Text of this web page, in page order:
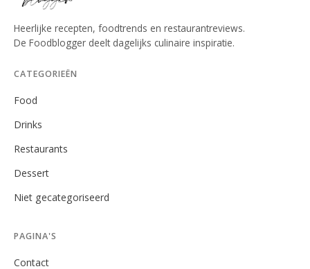
Heerlijke recepten, foodtrends en restaurantreviews.
De Foodblogger deelt dagelijks culinaire inspiratie.
CATEGORIEËN
Food
Drinks
Restaurants
Dessert
Niet gecategoriseerd
PAGINA'S
Contact